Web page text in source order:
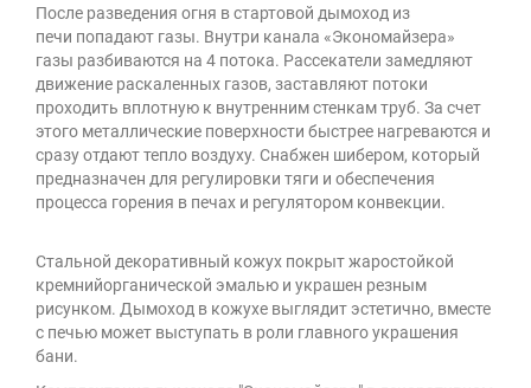
После разведения огня в стартовой дымоход из
печи попадают газы. Внутри канала «Экономайзера»
газы разбиваются на 4 потока. Рассекатели замедляют
движение раскаленных газов, заставляют потоки
проходить вплотную к внутренним стенкам труб. За счет
этого металлические поверхности быстрее нагреваются и
сразу отдают тепло воздуху. Снабжен шибером, который
предназначен для регулировки тяги и обеспечения
процесса горения в печах и регулятором конвекции.
Стальной декоративный кожух покрыт жаростойкой
кремнийорганической эмалью и украшен резным
рисунком. Дымоход в кожухе выглядит эстетично, вместе
с печью может выступать в роли главного украшения
бани.